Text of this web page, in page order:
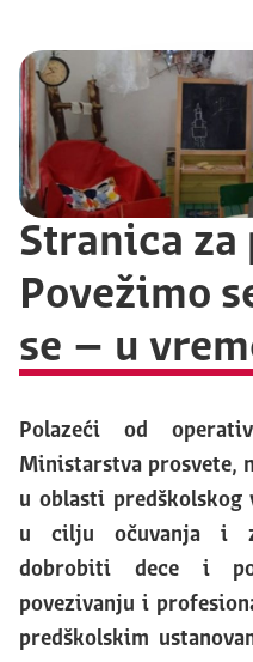
Stranica za
Povežimo
se – u
Polazeći od
Ministarstva prosvete,
u oblasti predškolskog
u cilju očuvanja i
dobrobiti dece i
povezivanju i
predškolskim